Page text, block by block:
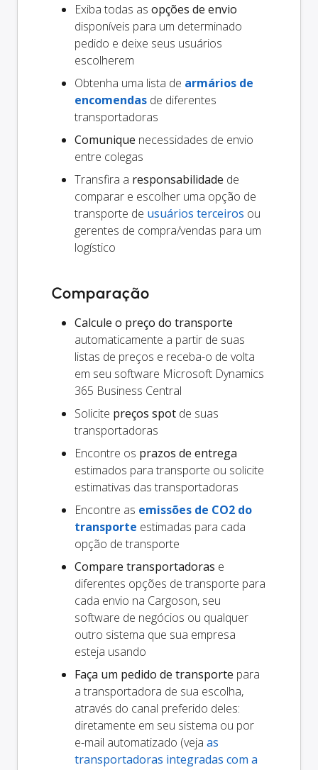
Exiba todas as opções de envio
disponíveis para um determinado
pedido e deixe seus usuários
escolherem
Obtenha uma lista de armários de
encomendas de diferentes
transportadoras
Comunique necessidades de envio
entre colegas
Transfira a responsabilidade de
comparar e escolher uma opção de
transporte de usuários terceiros ou
gerentes de compra/vendas para um
logístico
Comparação
Calcule o preço do transporte
automaticamente a partir de suas
listas de preços e receba-o de volta
em seu software Microsoft Dynamics
365 Business Central
Solicite preços spot de suas
transportadoras
Encontre os prazos de entrega
estimados para transporte ou solicite
estimativas das transportadoras
Encontre as emissões de CO2 do
transporte estimadas para cada
opção de transporte
Compare transportadoras e
diferentes opções de transporte para
cada envio na Cargoson, seu
software de negócios ou qualquer
outro sistema que sua empresa
esteja usando
Faça um pedido de transporte para
a transportadora de sua escolha,
através do canal preferido deles:
diretamente em seu sistema ou por
e-mail automatizado (veja as
transportadoras integradas com a